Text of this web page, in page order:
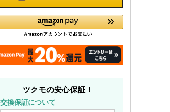
ツクモの安心保証！
交換保証について